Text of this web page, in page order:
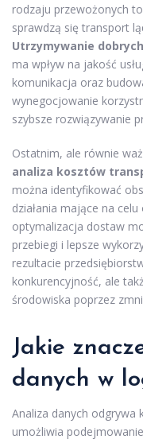
rodzaju przewożonych
sprawdzą się transport
Utrzymywanie
ma wpływ na jakość
komunikacja oraz
wynegocjowanie
szybsze rozwiązywanie
Ostatnim, ale równie
analiza kosztów
można identyfikować
działania mające na
optymalizacja dostaw
przebiegi i lepsze
rezultacie
konkurencyjność, ale
środowiska poprzez
Jakie
danych w
Analiza danych odgrywa
umożliwia podejmowanie